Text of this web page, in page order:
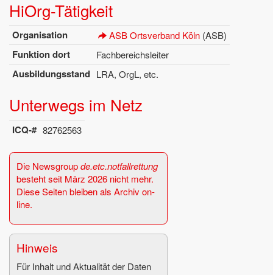
Hi­Org-Tä­tig­keit
Or­ga­ni­sa­ti­on ASB Orts­ver­band Köln (ASB)
Funk­ti­on dort Fach­be­reichs­lei­ter
Aus­bil­dungs­stand LRA, OrgL, etc.
Un­ter­wegs im Netz
ICQ-# 82762563
Die News­groupde.​etc.​notfall­ret­tung
be­steht seit März 2026 nicht mehr.
Diese Sei­ten blei­ben als Ar­chiv on­
line.
Hin­weis
Für In­halt und Ak­tua­li­tät der Daten